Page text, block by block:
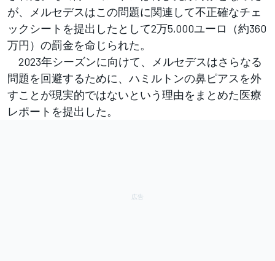
が、メルセデスはこの問題に関連して不正確なチェ
ックシートを提出したとして2万5,000ユーロ（約360
万円）の罰金を命じられた。
2023年シーズンに向けて、メルセデスはさらなる
問題を回避するために、ハミルトンの鼻ピアスを外
すことが現実的ではないという理由をまとめた医療
レポートを提出した。